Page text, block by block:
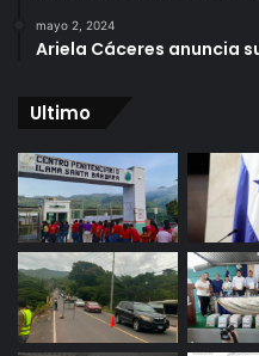
mayo 2, 2024
Ariela Cáceres anuncia
Ultimo